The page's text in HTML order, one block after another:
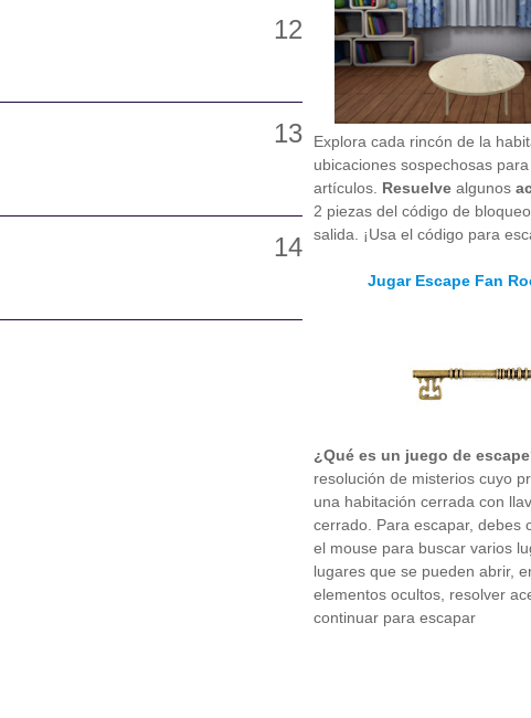
Explora cada rincón de la
ubicaciones sospechosas
artículos. Resuelve algunos
2 piezas del código de
salida. ¡Usa el código para
Jugar Escape Fan
¿Qué es un juego de
resolución de misterios cuyo
una habitación cerrada con
cerrado. Para escapar, debes
el mouse para buscar varios
lugares que se pueden abrir,
elementos ocultos, resolver
continuar para escapar